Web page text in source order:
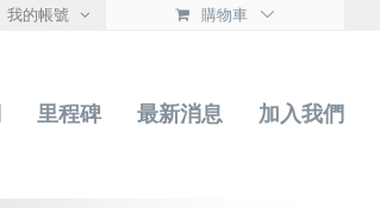
我的帳號 購物車
里程碑 最新消息 加入我們